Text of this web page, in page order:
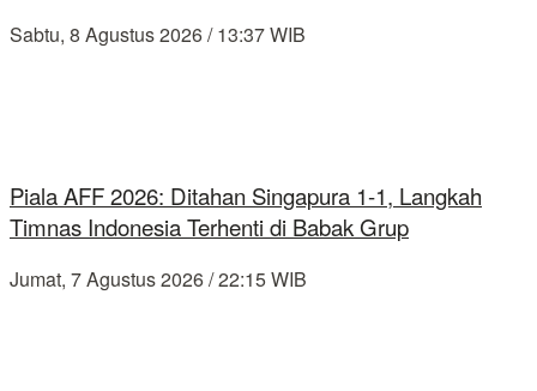
Sabtu, 8 Agustus 2026 / 13:37 WIB
Piala AFF 2026: Ditahan Singapura 1-1, Langkah
Timnas Indonesia Terhenti di Babak Grup
Jumat, 7 Agustus 2026 / 22:15 WIB